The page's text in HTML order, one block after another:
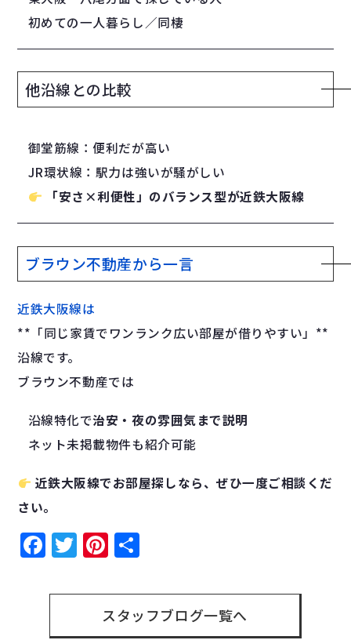
初めての一人暮らし／同棲
他沿線との比較
御堂筋線：便利だが高い
JR環状線：駅力は強いが騒がしい
「安さ×利便性」のバランス型が近鉄大阪線
ブラウン不動産から一言
近鉄大阪線は
**「同じ家賃でワンランク広い部屋が借りやすい」**
沿線です。
ブラウン不動産では
沿線特化で治安・夜の雰囲気まで説明
ネット未掲載物件も紹介可能
近鉄大阪線でお部屋探しなら、ぜひ一度ご相談くだ
さい。
Facebook
Twitter
Pinterest
スタッフブログ一覧へ